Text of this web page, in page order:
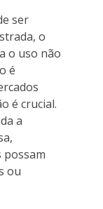
ser
o
o uso não
é
é crucial.
a
ou